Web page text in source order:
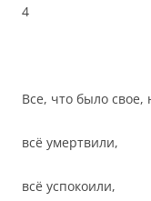
4
Все, что было свое,
всё умертвили,
всё успокоили,